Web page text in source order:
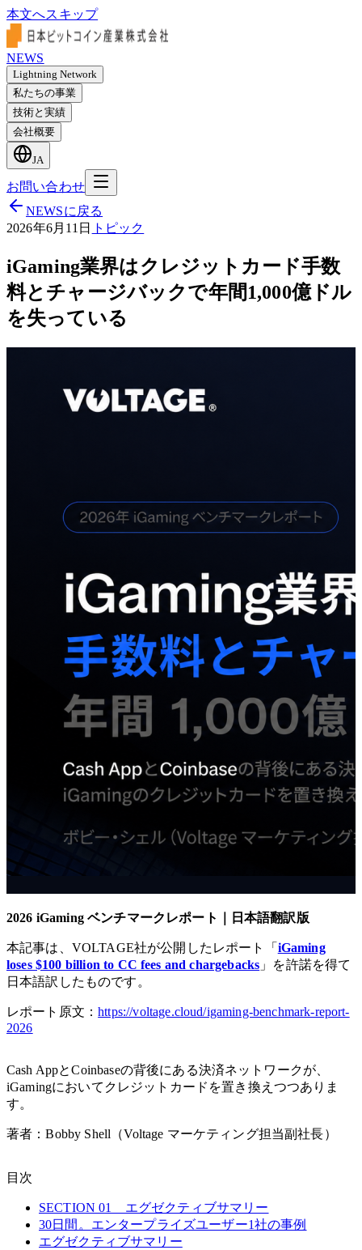
本文へスキップ
NEWS
Lightning Network
私たちの事業
技術と実績
会社概要
JA
お問い合わせ
NEWSに戻る
2026年6月11日
トピック
iGaming業界はクレジットカード手数
料とチャージバックで年間1,000億ドル
を失っている
2026 iGaming ベンチマークレポート｜日本語翻訳版
本記事は、VOLTAGE社が公開したレポート「 iGaming
loses $100 billion to CC fees and chargebacks 」を許諾を得て
日本語訳したものです。
レポート原文：https://voltage.cloud/igaming-benchmark-report-
2026
Cash AppとCoinbaseの背後にある決済ネットワークが、
iGamingにおいてクレジットカードを置き換えつつありま
す。
著者：Bobby Shell（Voltage マーケティング担当副社長）
目次
SECTION 01 エグゼクティブサマリー
30日間。エンタープライズユーザー1社の事例
エグゼクティブサマリー